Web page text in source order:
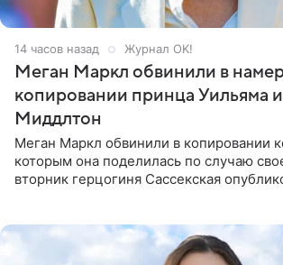
14 часов назад Журнал OK!
Меган Маркл обвинили в
копировании принца Уильяма
Миддлтон
Меган Маркл обвинили в копировании
которым она поделилась по случаю
вторник герцогиня Сассекская